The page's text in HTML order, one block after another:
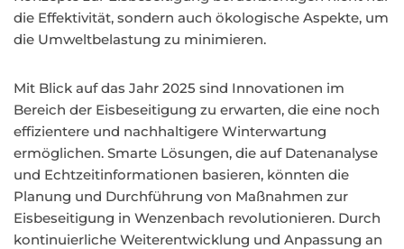
die Effektivität, sondern auch ökologische Aspekte, um
die Umweltbelastung zu minimieren.
Mit Blick auf das Jahr 2025 sind Innovationen im
Bereich der Eisbeseitigung zu erwarten, die eine noch
effizientere und nachhaltigere Winterwartung
ermöglichen. Smarte Lösungen, die auf Datenanalyse
und Echtzeitinformationen basieren, könnten die
Planung und Durchführung von Maßnahmen zur
Eisbeseitigung in Wenzenbach revolutionieren. Durch
kontinuierliche Weiterentwicklung und Anpassung an